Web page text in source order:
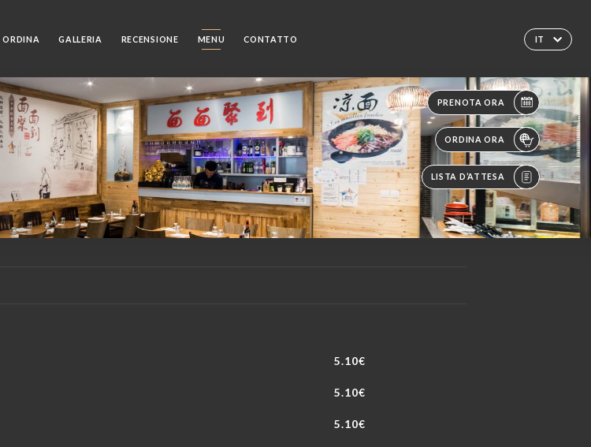
IT
ORDINA GALLERIA RECENSIONE MENU CONTATTO
PRENOTA ORA
ORDINA ORA
LISTA D’ATTESA
5.10€
5.10€
5.10€